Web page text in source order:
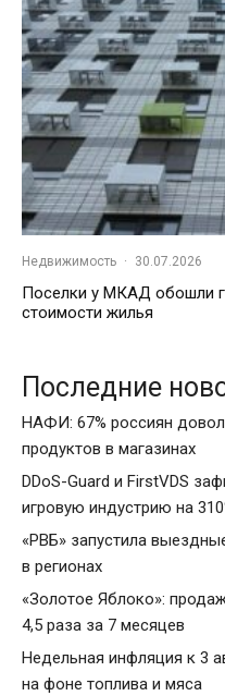
Недвижимость · 30.07.2026
Поселки у МКАД обошли
стоимости жилья
Последние
НАФИ: 67% россиян
продуктов в магазинах
DDoS-Guard и FirstVDS
игровую индустрию на
«РВБ» запустила
в регионах
«Золотое Яблоко»:
4,5 раза за 7 месяцев
Недельная инфляция к 3
на фоне топлива и мяса